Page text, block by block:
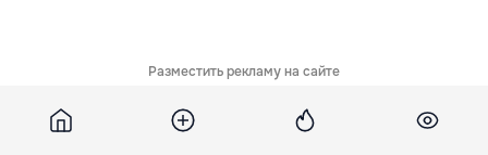
Разместить рекламу на сайте